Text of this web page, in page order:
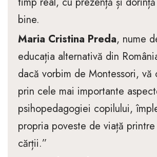
bine.
Maria Cristina Preda, nume
educația alternativă din
dacă vorbim de Montessori, vă
prin cele mai importante
psihopedagogiei copilului,
propria poveste de viață
cărții.”